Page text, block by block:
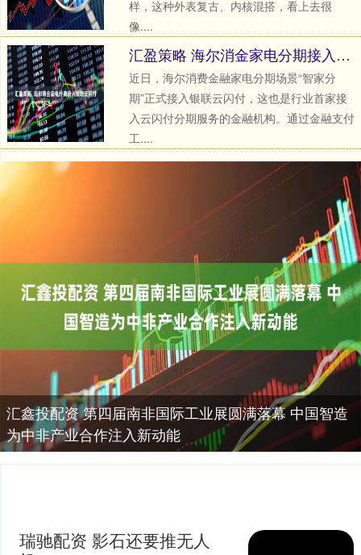
样，这种外表复古、内核混搭，看上去很
像....
汇盈策略 海尔消金家电分期接入银联云闪付
近日，海尔消费金融家电分期场景“智家分
期”正式接入银联云闪付，这也是行业首家接
入云闪付分期服务的金融机构。通过金融支付
工....
汇鑫投配资 第四届南非国际工业展圆满落幕 中国智造
为中非产业合作注入新动能
瑞驰配资 影石还要推无人